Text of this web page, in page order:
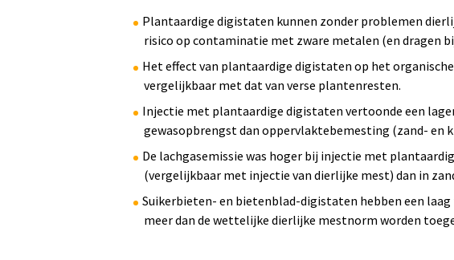
de
Plantaardige digistaten kunnen zonder problemen
risico op contaminatie met zware metalen (en dragen
Het effect van plantaardige digistaten op het
vergelijkbaar met dat van verse plantenresten.
Injectie met plantaardige digistaten vertoonde een
gewasopbrengst dan oppervlaktebemesting (zand- en
De lachgasemissie was hoger bij injectie met
(vergelijkbaar met injectie van dierlijke mest) dan in
Suikerbieten- en bietenblad-digistaten hebben een
meer dan de wettelijke dierlijke mestnorm worden